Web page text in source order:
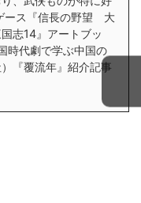
ース『信長の野望 大
志14』アートブッ
時代劇で学ぶ中国の
『覆流年』紹介記事